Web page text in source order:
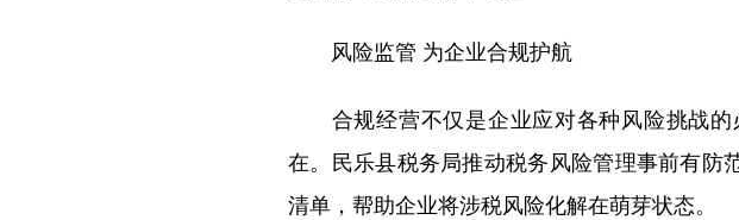
风险监管 为企业合规护航
合规经营不仅是企业应对各种风险挑战的
在。民乐县税务局推动税务风险管理事前有
清单，帮助企业将涉税风险化解在萌芽状态。